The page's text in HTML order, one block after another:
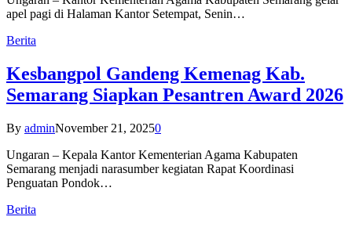
apel pagi di Halaman Kantor Setempat, Senin…
Berita
Kesbangpol Gandeng Kemenag Kab.
Semarang Siapkan Pesantren Award 2026
By adminNovember 21, 20250
Ungaran – Kepala Kantor Kementerian Agama Kabupaten
Semarang menjadi narasumber kegiatan Rapat Koordinasi
Penguatan Pondok…
Berita